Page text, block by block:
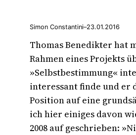
Simon Constantini–23.01.2016
Thomas Benedikter hat
Rahmen eines Projekts
»Selbstbestimmung«
interessant finde und er
Position auf eine
ich hier einiges davon
2008 auf geschrieben: